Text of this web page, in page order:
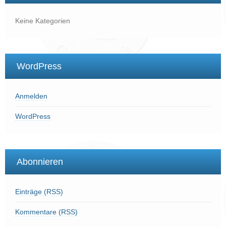
Keine Kategorien
WordPress
Anmelden
WordPress
Abonnieren
Einträge (RSS)
Kommentare (RSS)